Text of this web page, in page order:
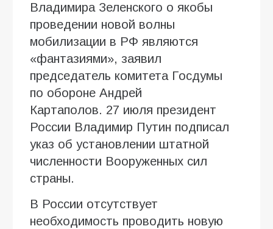
Владимира Зеленского о якобы
проведении новой волны
мобилизации в РФ являются
«фантазиями», заявил
председатель комитета Госдумы
по обороне Андрей
Картаполов. 27 июля президент
России Владимир Путин подписал
указ об установлении штатной
численности Вооруженных сил
страны.
В России отсутствует
необходимость проводить новую